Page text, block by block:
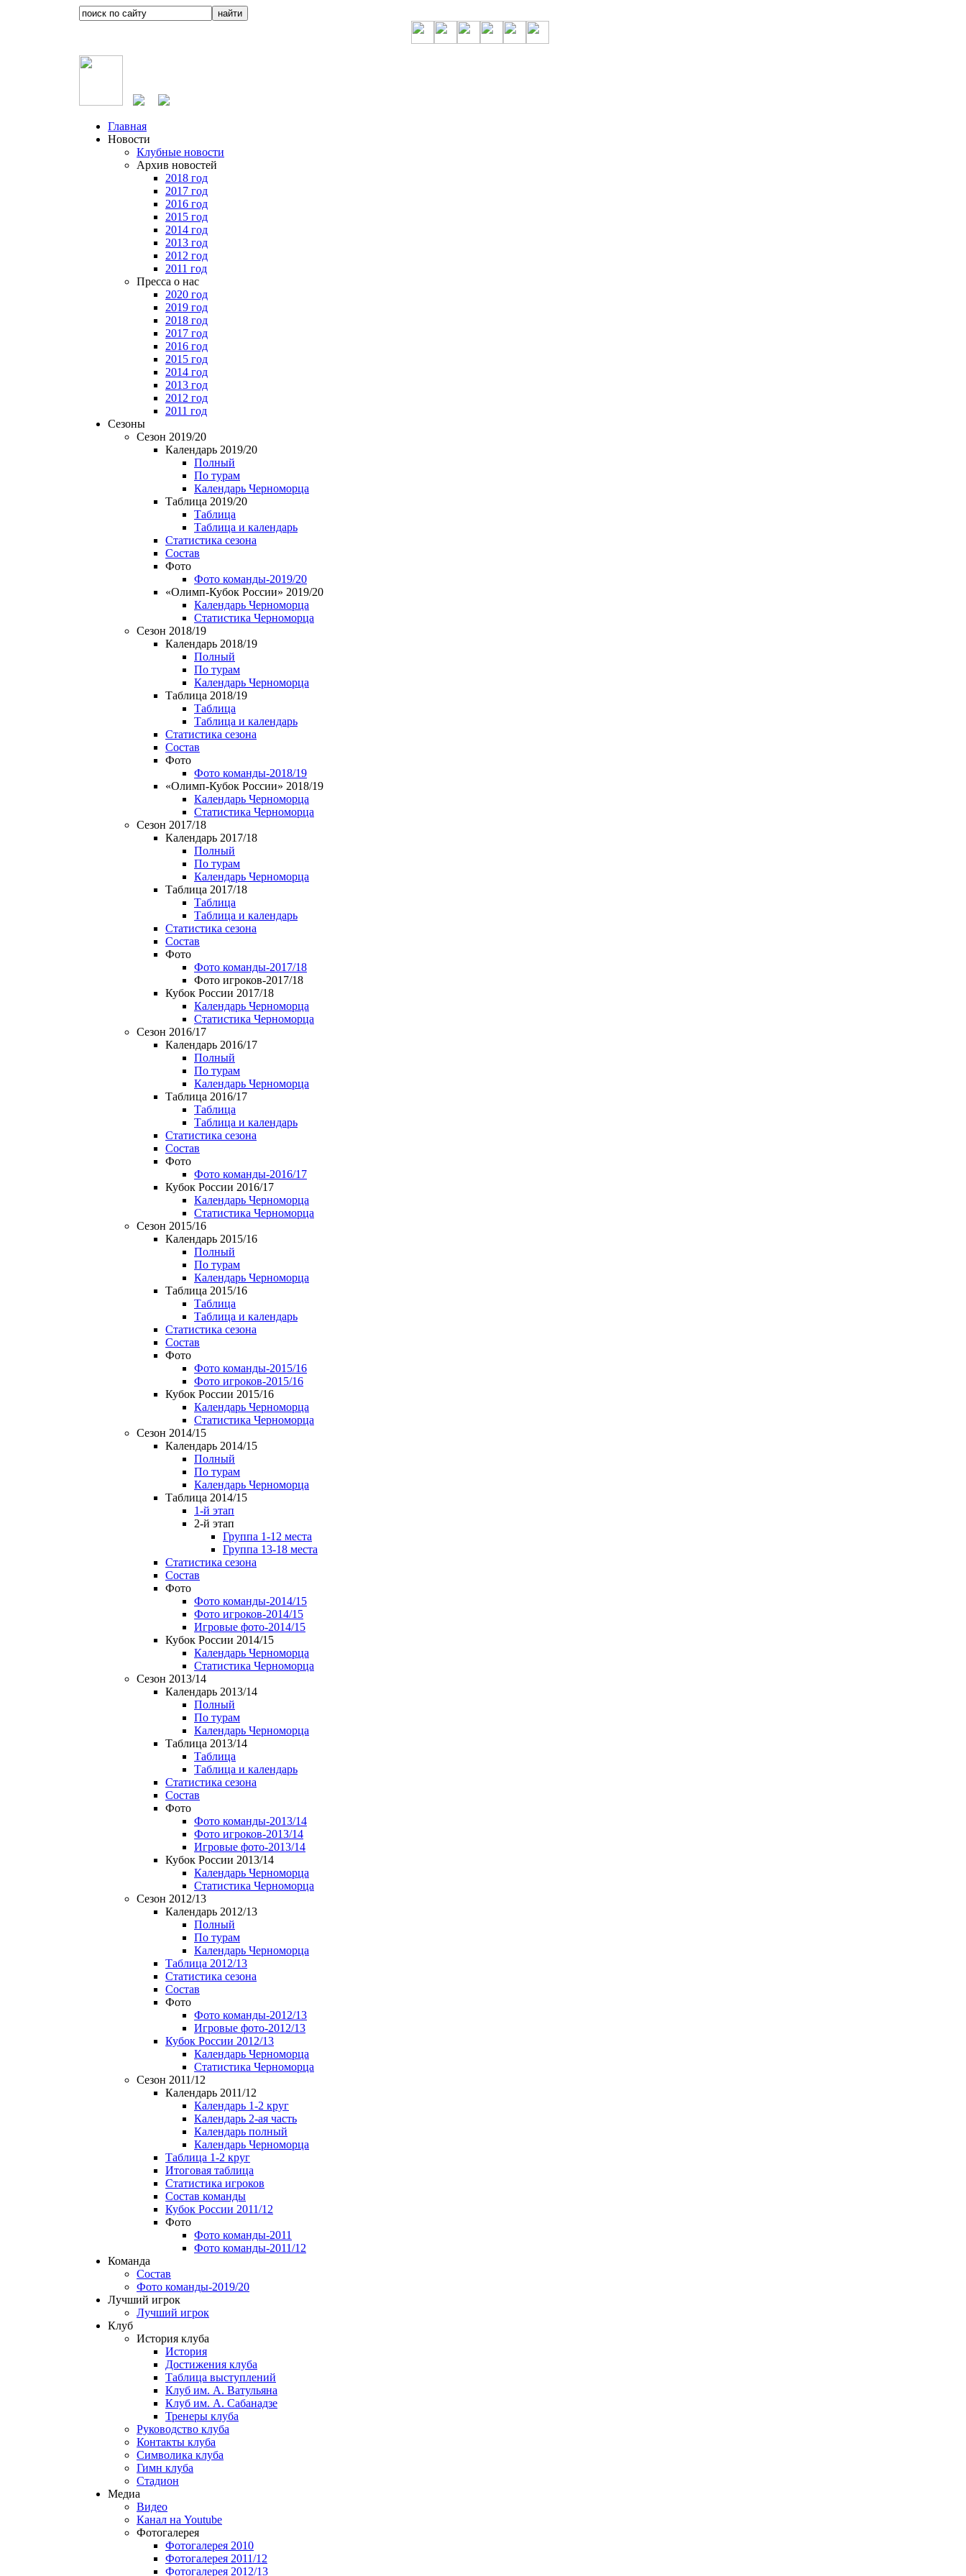
Главная
Новости
Клубные новости
Архив новостей
2018 год
2017 год
2016 год
2015 год
2014 год
2013 год
2012 год
2011 год
Пресса о нас
2020 год
2019 год
2018 год
2017 год
2016 год
2015 год
2014 год
2013 год
2012 год
2011 год
Сезоны
Сезон 2019/20
Календарь 2019/20
Полный
По турам
Календарь Черноморца
Таблица 2019/20
Таблица
Таблица и календарь
Статистика сезона
Состав
Фото
Фото команды-2019/20
«Олимп-Кубок России» 2019/20
Календарь Черноморца
Статистика Черноморца
Сезон 2018/19
Календарь 2018/19
Полный
По турам
Календарь Черноморца
Таблица 2018/19
Таблица
Таблица и календарь
Статистика сезона
Состав
Фото
Фото команды-2018/19
«Олимп-Кубок России» 2018/19
Календарь Черноморца
Статистика Черноморца
Сезон 2017/18
Календарь 2017/18
Полный
По турам
Календарь Черноморца
Таблица 2017/18
Таблица
Таблица и календарь
Статистика сезона
Состав
Фото
Фото команды-2017/18
Фото игроков-2017/18
Кубок России 2017/18
Календарь Черноморца
Статистика Черноморца
Сезон 2016/17
Календарь 2016/17
Полный
По турам
Календарь Черноморца
Таблица 2016/17
Таблица
Таблица и календарь
Статистика сезона
Состав
Фото
Фото команды-2016/17
Кубок России 2016/17
Календарь Черноморца
Статистика Черноморца
Сезон 2015/16
Календарь 2015/16
Полный
По турам
Календарь Черноморца
Таблица 2015/16
Таблица
Таблица и календарь
Статистика сезона
Состав
Фото
Фото команды-2015/16
Фото игроков-2015/16
Кубок России 2015/16
Календарь Черноморца
Статистика Черноморца
Сезон 2014/15
Календарь 2014/15
Полный
По турам
Календарь Черноморца
Таблица 2014/15
1-й этап
2-й этап
Группа 1-12 места
Группа 13-18 места
Статистика сезона
Состав
Фото
Фото команды-2014/15
Фото игроков-2014/15
Игровые фото-2014/15
Кубок России 2014/15
Календарь Черноморца
Статистика Черноморца
Сезон 2013/14
Календарь 2013/14
Полный
По турам
Календарь Черноморца
Таблица 2013/14
Таблица
Таблица и календарь
Статистика сезона
Состав
Фото
Фото команды-2013/14
Фото игроков-2013/14
Игровые фото-2013/14
Кубок России 2013/14
Календарь Черноморца
Статистика Черноморца
Сезон 2012/13
Календарь 2012/13
Полный
По турам
Календарь Черноморца
Таблица 2012/13
Статистика сезона
Состав
Фото
Фото команды-2012/13
Игровые фото-2012/13
Кубок России 2012/13
Календарь Черноморца
Статистика Черноморца
Сезон 2011/12
Календарь 2011/12
Календарь 1-2 круг
Календарь 2-ая часть
Календарь полный
Календарь Черноморца
Таблица 1-2 круг
Итоговая таблица
Статистика игроков
Состав команды
Кубок России 2011/12
Фото
Фото команды-2011
Фото команды-2011/12
Команда
Состав
Фото команды-2019/20
Лучший игрок
Лучший игрок
Клуб
История клуба
История
Достижения клуба
Таблица выступлений
Клуб им. А. Ватульяна
Клуб им. А. Сабанадзе
Тренеры клуба
Руководство клуба
Контакты клуба
Символика клуба
Гимн клуба
Стадион
Медиа
Видео
Канал на Youtube
Фотогалерея
Фотогалерея 2010
Фотогалерея 2011/12
Фотогалерея 2012/13